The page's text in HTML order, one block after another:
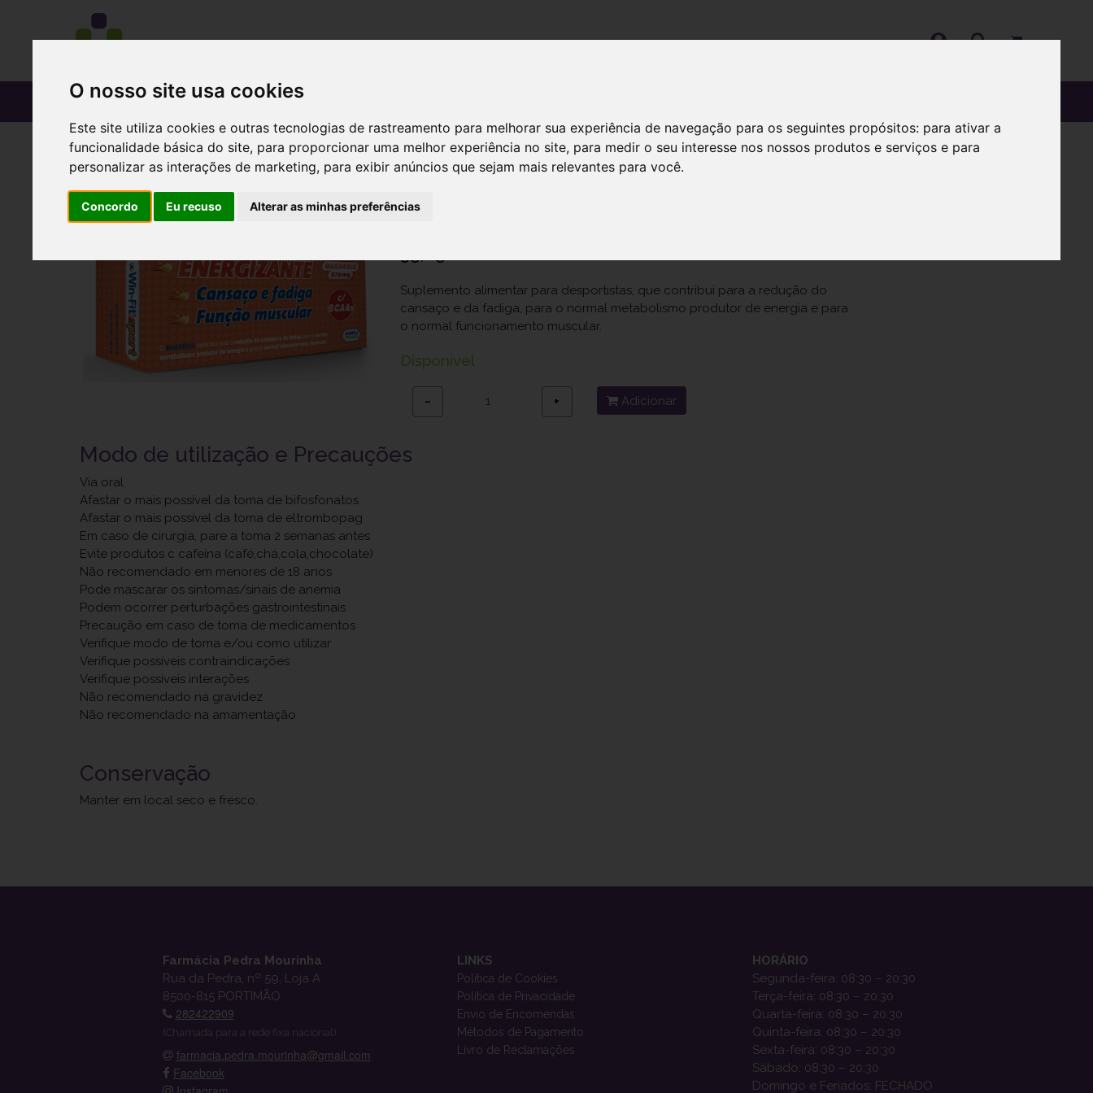
O nosso site usa cookies
Este site utiliza cookies e outras tecnologias de rastreamento para melhorar sua experiência de navegação para os seguintes propósitos: para ativar a
funcionalidade básica do site, para proporcionar uma melhor experiência no site, para medir o seu interesse nos nossos produtos e serviços e para
personalizar as interações de marketing, para exibir anúncios que sejam mais relevantes para você.
Concordo Eu recuso Alterar as minhas preferências
CATÁLOGO
Win Fit Sport Comp X 60
Suplemento alimentar para desportistas, que contribui para a redução do
cansaço e da fadiga, para o normal metabolismo produtor de energia e para
o normal funcionamento muscular.
Disponível
− + Adicionar
Modo de utilização e Precauções
Via oral
Afastar o mais possível da toma de bifosfonatos
Afastar o mais possível da toma de eltrombopag
Em caso de cirurgia, pare a toma 2 semanas antes
Evite produtos c cafeína (café,chá,cola,chocolate)
Não recomendado em menores de 18 anos
Pode mascarar os sintomas/sinais de anemia
Podem ocorrer perturbações gastrointestinais
Precaução em caso de toma de medicamentos
Verifique modo de toma e/ou como utilizar
Verifique possíveis contraindicações
Verifique possíveis interações
Não recomendado na gravidez
Não recomendado na amamentação
Conservação
Manter em local seco e fresco.
Farmácia Pedra Mourinha
Rua da Pedra, nº 59, Loja A
8500-815 PORTIMÃO
282422909
(Chamada para a rede fixa nacional)
farmacia.pedra.mourinha@gmail.com
Facebook
LINKS
Política de Cookies
Política de Privacidade
Envio de Encomendas
Métodos de Pagamento
Livro de Reclamações
HORÁRIO
Segunda-feira: 08:30 – 20:30
Terça-feira: 08:30 – 20:30
Quarta-feira: 08:30 – 20:30
Quinta-feira: 08:30 – 20:30
Sexta-feira: 08:30 – 20:30
Sábado: 08:30 – 20:30
Domingo e Feriados: FECHADO